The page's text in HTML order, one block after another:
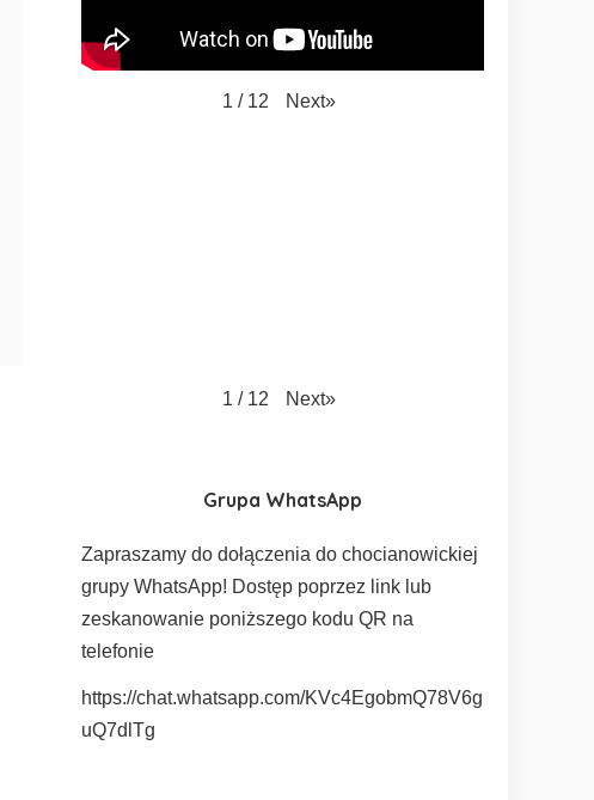
1 / 12 Next»
1 / 12 Next»
Grupa WhatsApp
Zapraszamy do dołączenia do chocianowickiej
grupy WhatsApp! Dostęp poprzez link lub
zeskanowanie poniższego kodu QR na
telefonie
https://chat.whatsapp.com/KVc4EgobmQ78V6g
uQ7dlTg